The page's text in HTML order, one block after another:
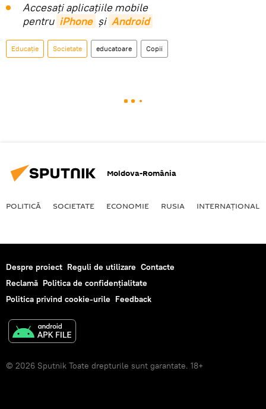
Accesaţi aplicaţiile mobile
pentru iPhone și Android
Educație Societate educatoare Copii
Moldova-România
POLITICĂ SOCIETATE ECONOMIE RUSIA INTERNAŢIONAL
Despre proiect Reguli de utilizare Contacte
Reclamă Politica de confidențialitate
Politica privind cookie-urile Feedback
© 2026 Sputnik Toate drepturile sunt garantate. 18+